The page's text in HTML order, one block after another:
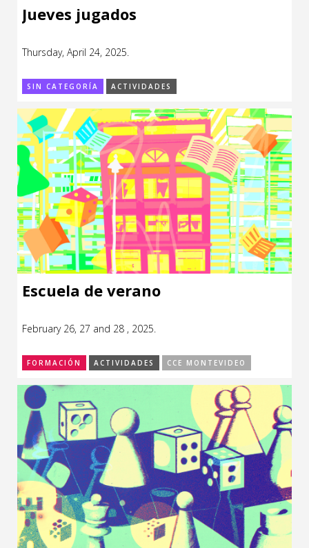
Jueves jugados
Thursday, April 24, 2025.
SIN CATEGORÍA ACTIVIDADES
Escuela de verano
February 26, 27 and 28 , 2025.
FORMACIÓN ACTIVIDADES CCE MONTEVIDEO